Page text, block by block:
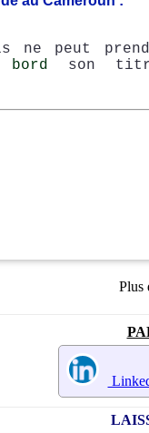
ne peut
bord son
Plus